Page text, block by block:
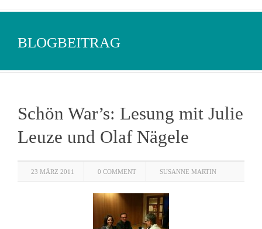
BLOGBEITRAG
Schön War’s: Lesung mit Julie
Leuze und Olaf Nägele
23 MÄRZ 2011 0 COMMENT SUSANNE MARTIN